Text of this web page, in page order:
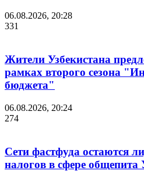
06.08.2026, 20:28
331
Жители Узбекистана
рамках второго сезона
бюджета"
06.08.2026, 20:24
274
Сети фастфуда остаются
налогов в сфере общепита